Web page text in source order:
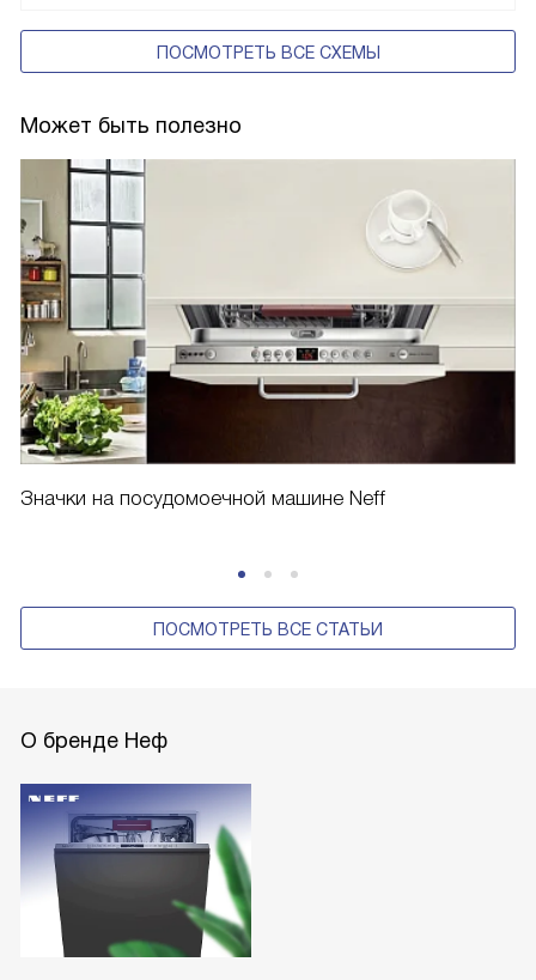
ПОСМОТРЕТЬ ВСЕ СХЕМЫ
Может быть полезно
Значки на посудомоечной машине Neff
ПОСМОТРЕТЬ ВСЕ СТАТЬИ
О бренде Неф